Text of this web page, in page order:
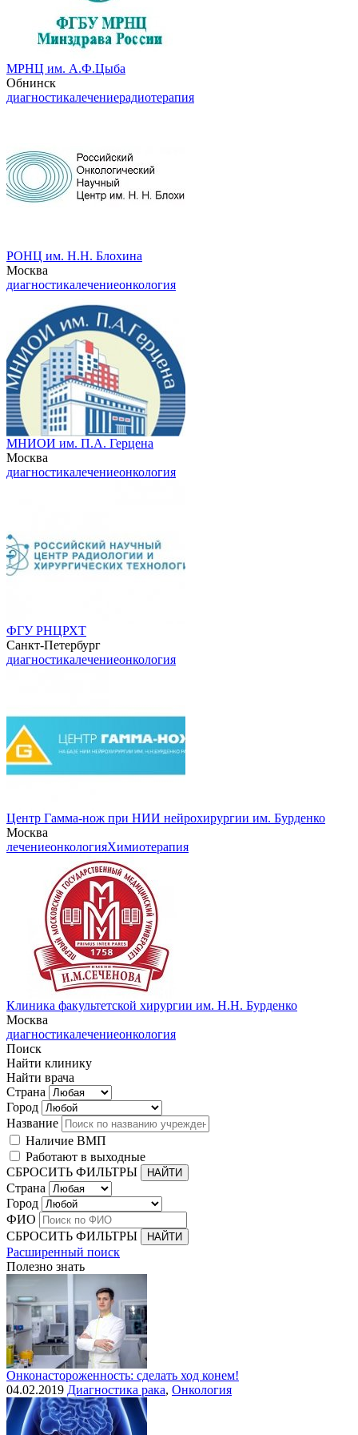
МРНЦ им. А.Ф.Цыба
Обнинск
диагностикалечениерадиотерапия
РОНЦ им. Н.Н. Блохина
Москва
диагностикалечениеонкология
МНИОИ им. П.А. Герцена
Москва
диагностикалечениеонкология
ФГУ РНЦРХТ
Санкт-Петербург
диагностикалечениеонкология
Центр Гамма-нож при НИИ нейрохирургии им. Бурденко
Москва
лечениеонкологияХимиотерапия
Клиника факультетской хирургии им. Н.Н. Бурденко
Москва
диагностикалечениеонкология
Поиск
Найти клинику
Найти врача
Страна
Город
Название
Наличие ВМП
Работают в выходные
СБРОСИТЬ ФИЛЬТРЫ
Страна
Город
ФИО
СБРОСИТЬ ФИЛЬТРЫ
Расширенный поиск
Полезно знать
Онконастороженность: сделать ход конем!
04.02.2019 Диагностика рака, Онкология